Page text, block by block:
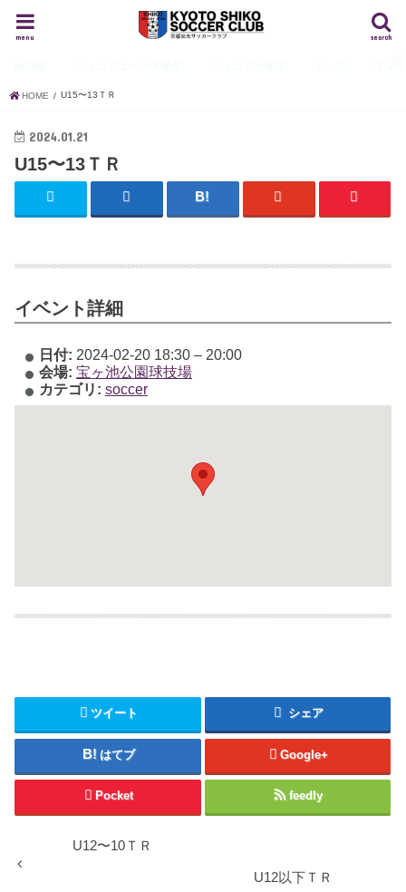
search
menu
HOME U15〜13ＴＲ
2024.01.21
U15〜13ＴＲ
イベント詳細
日付: 2024-02-20 18:30– 20:00
会場: 宝ヶ池公園球技場
カテゴリ: soccer
ツイート シェア
はてブ Google+
Pocket feedly
U12〜10ＴＲ
U12以下ＴＲ